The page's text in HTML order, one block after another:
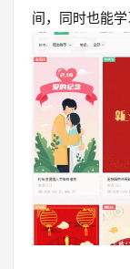
间，同时也能